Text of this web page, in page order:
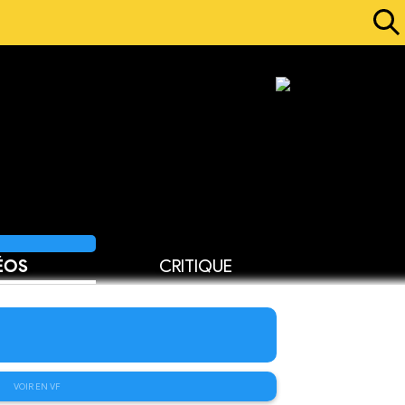
CRITIQUE
VOIR EN VF